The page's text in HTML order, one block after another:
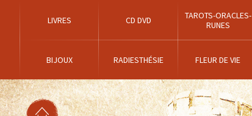
LIVRES CD DVD
TAROTS-ORACLES-
RUNES
BIJOUX RADIESTHÉSIE FLEUR DE VIE